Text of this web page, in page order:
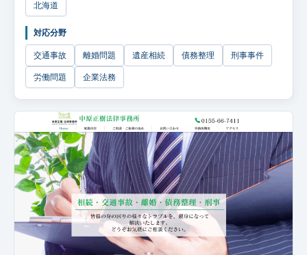
北海道
対応分野
交通事故 離婚問題 遺産相続 債務整理 刑事事件
労働問題 企業法務